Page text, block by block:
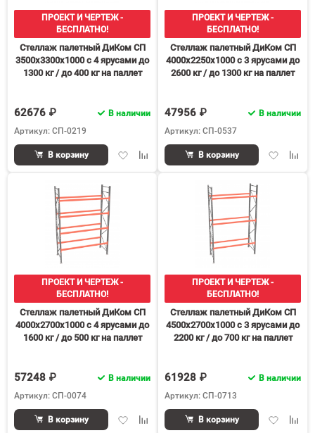
ПРОЕКТ И ЧЕРТЕЖ -
БЕСПЛАТНО!
Стеллаж палетный ДиКом СП
3500х3300х1000 с 4 ярусами до
1300 кг / до 400 кг на паллет
62676 ₽
В наличии
Артикул: СП-0219
ДобавитьДобавить
В корзину
ПРОЕКТ И ЧЕРТЕЖ -
БЕСПЛАТНО!
Стеллаж палетный ДиКом СП
4000х2250х1000 с 3 ярусами до
2600 кг / до 1300 кг на паллет
47956 ₽
В наличии
Артикул: СП-0537
Добавить
В корзину
ПРОЕКТ И ЧЕРТЕЖ -
БЕСПЛАТНО!
Стеллаж палетный ДиКом СП
4000х2700х1000 с 4 ярусами до
1600 кг / до 500 кг на паллет
57248 ₽
В наличии
Артикул: СП-0074
ДобавитьДобавить
В корзину
ПРОЕКТ И ЧЕРТЕЖ -
БЕСПЛАТНО!
Стеллаж палетный ДиКом СП
4500х2700х1000 с 3 ярусами до
2200 кг / до 700 кг на паллет
61928 ₽
В наличии
Артикул: СП-0713
Добавить
В корзину